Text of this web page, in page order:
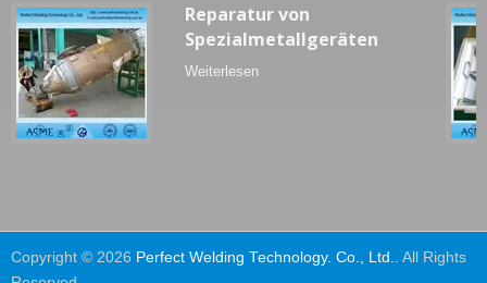
Reparatur von
Spezialmetallgeräten
Weiterlesen
Copyright © 2026 Perfect Welding Technology. Co., Ltd.
. All Rights